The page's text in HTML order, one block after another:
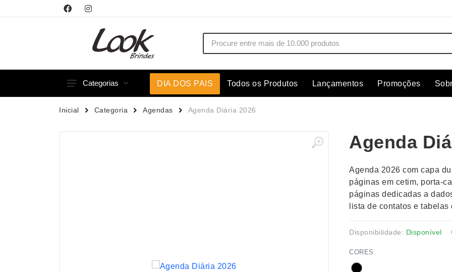
Categorias
Acessórios p/ Celular
Canecas
Cuidados Pessoais
Esporte e Jogos
Fones de
Kit
Kit Queijo
DIA DOS PAIS Todos os Produtos Lançamentos Promoções
Inicial Categoria Agendas Agenda Diária 2026
Agenda
Agenda 2026 com capa
páginas em cetim, porta-
páginas dedicadas a
lista de contatos e
Disponibilidade: Disponível
CORES